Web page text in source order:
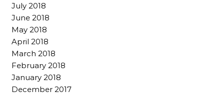
July 2018
June 2018
May 2018
April 2018
March 2018
February 2018
January 2018
December 2017